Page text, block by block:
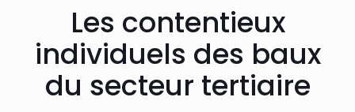
Les contentieux
individuels des baux
du secteur tertiaire